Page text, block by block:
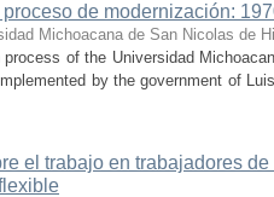
de modernización:
Michoacana de San Nicolas de
of the Universidad
by the government of
el trabajo en trabajadores